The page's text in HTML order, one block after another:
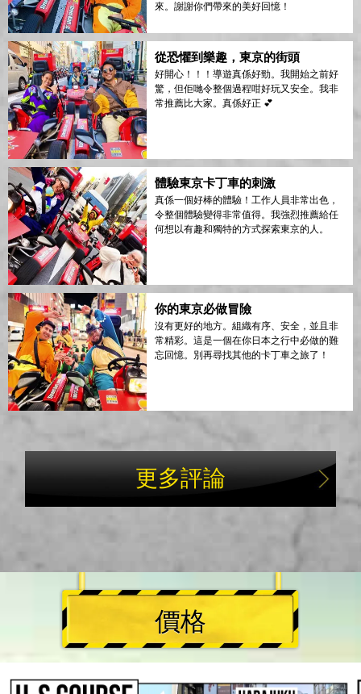
來。謝謝你們帶來的美好回憶！
從恐懼到樂趣，東京的街頭
好開心！！！導遊真係好勁。我開始之前好
驚，但佢哋令整個過程咁好玩又安全。我非
常推薦比大家。真係好正 💕
體驗東京卡丁車的刺激
真係一個好棒的體驗！工作人員非常出色，
令整個體驗變得非常值得。我強烈推薦給任
何想以有趣和獨特的方式探索東京的人。
你的東京必做冒險
沒有更好的地方。組織有序、安全，並且非
常精彩。這是一個在你日本之行中必做的難
忘回憶。別再尋找其他的卡丁車之旅了！
更多評論
價格